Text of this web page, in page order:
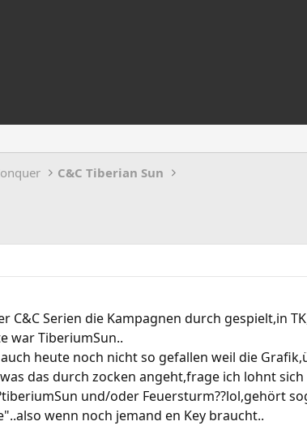
C&C Tiberian Sun
C&C Serien die Kampagnen durch gespielt,in
war TiberiumSun..
heute noch nicht so gefallen weil die
das durch zocken angeht,frage ich lohnt
und/oder Feuersturm??lol,gehört
wenn noch jemand en Key braucht..